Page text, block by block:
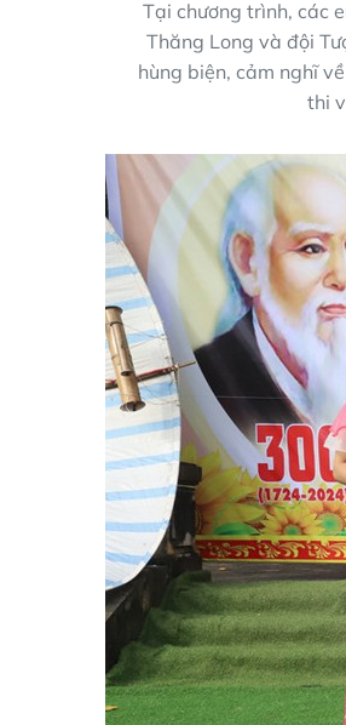
Tại chương trình, các
Thăng Long và đội
hùng biện, cảm nghĩ
thi